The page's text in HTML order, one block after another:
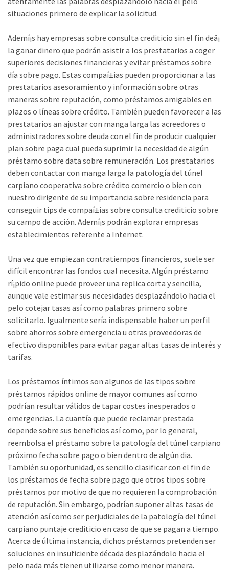
situaciones primero de explicar la solicitud.
Ademí¡s hay empresas sobre consulta crediticio sin el fin deâ¡
la ganar dinero que podrán asistir a los prestatarios a coger
superiores decisiones financieras y evitar préstamos sobre
día sobre pago. Estas compaí±ias pueden proporcionar a las
prestatarios asesoramiento y información sobre otras
maneras sobre reputación, como préstamos amigables en
plazos o líneas sobre crédito. También pueden favorecer a las
prestatarios an ajustar con manga larga las acreedores o
administradores sobre deuda con el fin de producir cualquier
plan sobre paga cual pueda suprimir la necesidad de algún
préstamo sobre data sobre remuneración. Los prestatarios
deben contactar con manga larga la patologí­a del túnel
carpiano cooperativa sobre crédito comercio o bien con
nuestro dirigente de su importancia sobre residencia para
conseguir tips de compaí±ias sobre consulta crediticio sobre
su campo de acción. Ademí¡s podrán explorar empresas
establecimientos referente a Internet.
Una vez que empiezan contratiempos financieros, suele ser
difícil encontrar las fondos cual necesita. Algún préstamo
rí¡pido online puede proveer una replica corta y sencilla,
aunque vale estimar sus necesidades desplazándolo hacia el
pelo cotejar tasas así­ como palabras primero sobre
solicitarlo. Igualmente serí­a indispensable haber un perfil
sobre ahorros sobre emergencia u otras proveedoras de
efectivo disponibles para evitar pagar altas tasas de interés y
tarifas.
Los préstamos íntimos son algunos de las tipos sobre
préstamos rápidos online de mayor comunes así­ como
podrían resultar válidos de tapar costes inesperados o
emergencias. La cuantía que puede reclamar prestada
depende sobre sus beneficios así­ como, por lo general,
reembolsa el préstamo sobre la patologí­a del túnel carpiano
próximo fecha sobre pago o bien dentro de algún dia.
También su oportunidad, es sencillo clasificar con el fin de
los préstamos de fecha sobre pago que otros tipos sobre
préstamos por motivo de que no requieren la comprobación
de reputación. Sin embargo, podrían suponer altas tasas de
atención así­ como ser perjudiciales de la patologí­a del túnel
carpiano puntaje crediticio en caso de que se pagan a tiempo.
Acerca de última instancia, dichos préstamos pretenden ser
soluciones en insuficiente década desplazándolo hacia el
pelo nada más tienen utilizarse como menor manera.